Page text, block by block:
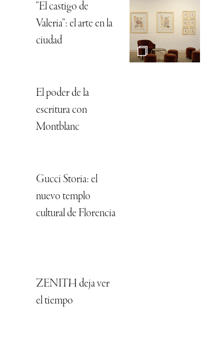
“El castigo de
Valeria”: el arte en la
ciudad
El poder de la
escritura con
Montblanc
Gucci Storia: el
nuevo templo
cultural de Florencia
ZENITH deja ver
el tiempo